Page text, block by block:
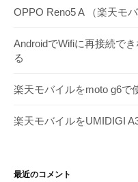
OPPO Reno5 A （楽天モ
AndroidでWifiに再接続で
る
楽天モバイルをmoto g6で
楽天モバイルをUMIDIGI
最近のコメント